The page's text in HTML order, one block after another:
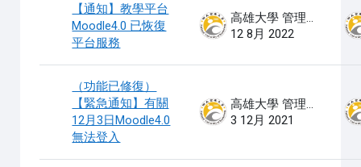
【通知】教學平台
Moodle4.0 已恢復
平台服務
高雄大學 管理員
12 8月 2022
（功能已修復）
【緊急通知】有關
12月3日Moodle4.0
無法登入
高雄大學 管理員
3 12月 2021